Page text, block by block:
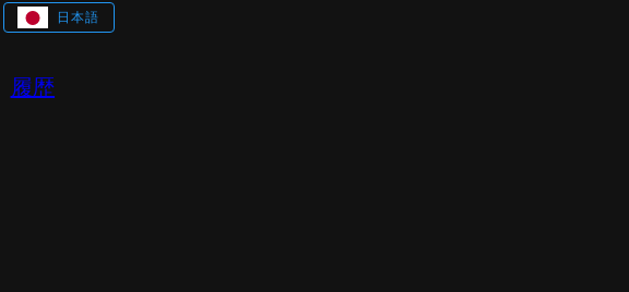
日本語
履歴